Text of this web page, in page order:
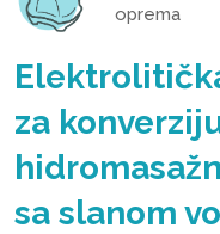
oprema
za
sa slanom